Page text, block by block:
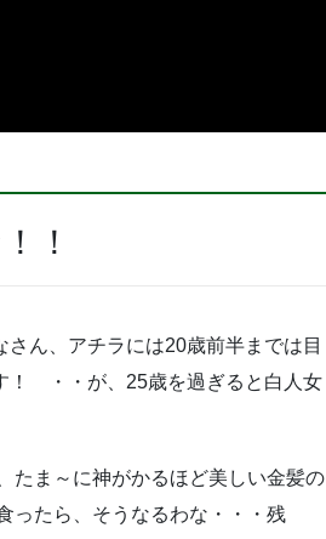
！
ん、アチラには20歳前半までは目
！ ・・が、25歳を過ぎると白人女
たま～に神がかるほど美しい金髪の
ったら、そうなるわな・・・残